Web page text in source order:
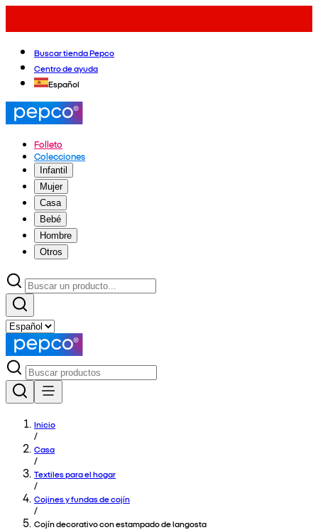
Buscar tienda Pepco
Centro de ayuda
Español
Folleto
Colecciones
Infantil
Mujer
Casa
Bebé
Hombre
Otros
Inicio
/
Casa
/
Textiles para el hogar
/
Cojines y fundas de cojín
/
Cojín decorativo con estampado de langosta